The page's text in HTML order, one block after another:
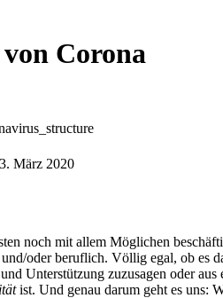
Corona
März 2020
noch mit allem Möglichen
oder beruflich. Völlig egal, ob es
Unterstützung zuzusagen oder
ist. Und genau darum geht es uns: